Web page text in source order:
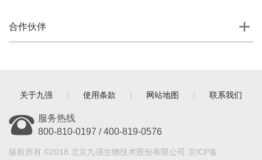
合作伙伴
关于九强 | 使用条款 | 网站地图 | 联系我们
服务热线
800-810-0197 / 400-819-0576
版权所有 ©2018 北京九强生物技术股份有限公司 京ICP备